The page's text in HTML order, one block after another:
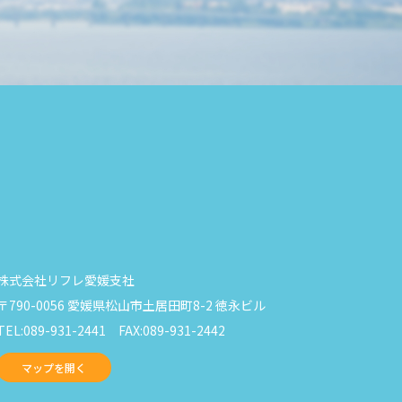
式会社リフレ愛媛支社
790-0056 愛媛県松山市土居田町8-2 徳永ビル
931-2441 FAX:089-931-2442
マップを開く